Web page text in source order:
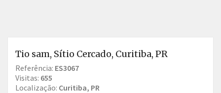
Tio sam, Sítio Cercado, Curitiba, PR
Referência: ES3067
Visitas: 655
Localização: Curitiba, PR